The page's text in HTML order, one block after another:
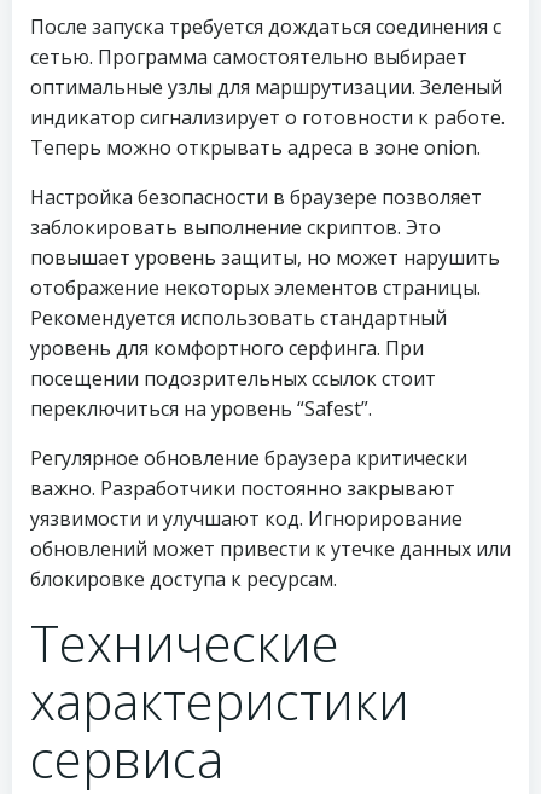
После запуска требуется дождаться соединения с
сетью. Программа самостоятельно выбирает
оптимальные узлы для маршрутизации. Зеленый
индикатор сигнализирует о готовности к работе.
Теперь можно открывать адреса в зоне onion.
Настройка безопасности в браузере позволяет
заблокировать выполнение скриптов. Это
повышает уровень защиты, но может нарушить
отображение некоторых элементов страницы.
Рекомендуется использовать стандартный
уровень для комфортного серфинга. При
посещении подозрительных ссылок стоит
переключиться на уровень “Safest”.
Регулярное обновление браузера критически
важно. Разработчики постоянно закрывают
уязвимости и улучшают код. Игнорирование
обновлений может привести к утечке данных или
блокировке доступа к ресурсам.
Технические
характеристики
сервиса